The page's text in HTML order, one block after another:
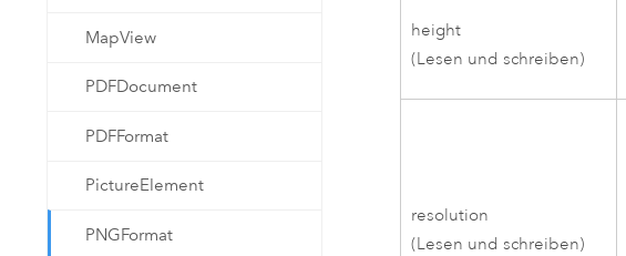
MapView
PDFDocument
PDFFormat
PictureElement
PNGFormat
height
(Lesen und schreiben)
resolution
(Lesen und schreiben)